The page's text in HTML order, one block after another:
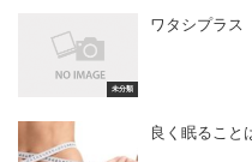
未分類
ワタシプラス
良く眠ること